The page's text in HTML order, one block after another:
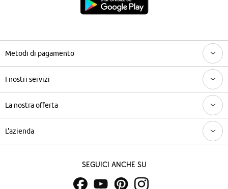
Metodi di pagamento
I nostri servizi
La nostra offerta
L'azienda
Seguici anche su